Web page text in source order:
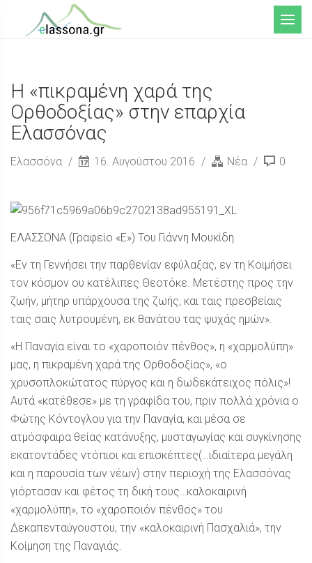
Μενού
Η «πικραμένη χαρά της
Ορθοδοξίας» στην επαρχία
Ελασσόνας
Ελασσόνα 16. Αυγούστου 2016 Νέα 0
ΕΛΑΣΣΟΝΑ (Γραφείο «Ε») Του Γιάννη Μουκίδη
«Εν τη Γεννήσει την παρθενίαν εφύλαξας, εν τη Κοιμήσει
τον κόσμον ου κατέλιπες Θεοτόκε. Μετέστης προς την
ζωήν, μήτηρ υπάρχουσα της ζωής, και ταις πρεσβείαις
ταις σαις λυτρουμένη, εκ θανάτου τας ψυχάς ημών».
«Η Παναγία είναι το «χαροποιόν πένθος», η «χαρμολύπη»
μας, η πικραμένη χαρά της Ορθοδοξίας», «ο
χρυσοπλοκώτατος πύργος και η δωδεκάτειχος πόλις»!
Αυτά «κατέθεσε» με τη γραφίδα του, πριν πολλά χρόνια ο
Φώτης Κόντογλου για την Παναγία, και μέσα σε
ατμόσφαιρα θείας κατάνυξης, μυσταγωγίας και συγκίνησης
εκατοντάδες ντόπιοι και επισκέπτες(…ιδιαίτερα μεγάλη
και η παρουσία των νέων) στην περιοχή της Ελασσόνας
γιόρτασαν και φέτος τη δική τους…καλοκαιρινή
«χαρμολύπη», το «χαροποιόν πένθος» του
Δεκαπενταύγουστου, την «καλοκαιρινή Πασχαλιά», την
Κοίμηση της Παναγιάς.